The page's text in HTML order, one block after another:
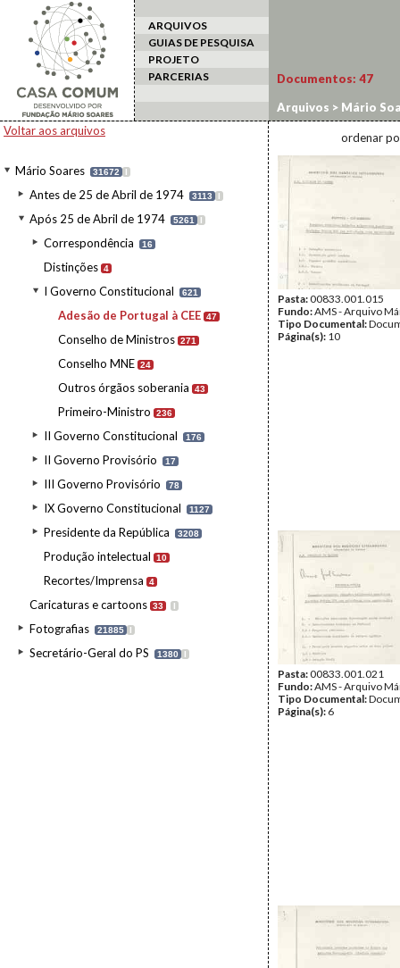
ARQUIVOS
GUIAS DE PESQUISA
PROJETO
PARCERIAS
Voltar aos arquivos
Mário Soares 31672 I
Antes de 25 de Abril de 1974 3113 I
Após 25 de Abril de 1974 5261 I
Correspondência 16
Distinções 4
I Governo Constitucional 621
Adesão de Portugal à CEE 47
Conselho de Ministros 271
Conselho MNE 24
Outros órgãos soberania 43
Primeiro-Ministro 236
II Governo Constitucional 176
II Governo Provisório 17
III Governo Provisório 78
IX Governo Constitucional 1127
Presidente da República 3208
Produção intelectual 10
Recortes/Imprensa 4
Caricaturas e cartoons 33 I
Fotografias 21885 I
Secretário-Geral do PS 1380 I
Documentos: 47
Arquivos > Mário
CEE
ordenar
Pasta:00833.001.015
Fundo:AMS - Arquivo
Tipo Documental:
Página(s): 10
Pasta:00833.001.021
Fundo:AMS - Arquivo
Tipo Documental:
Página(s): 6